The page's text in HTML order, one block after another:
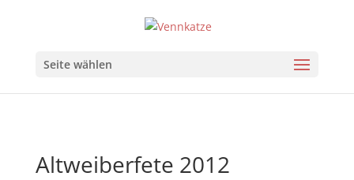
Seite wählen
Altweiberfete 2012